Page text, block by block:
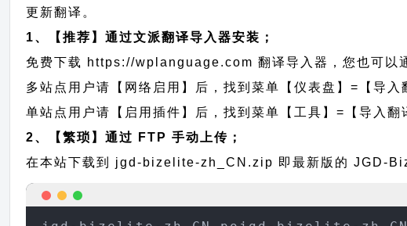
更新翻译。
1、【推荐】通过文派翻译导入器安装；
免费下载 https://wplanguage.com 翻译导入器，您也可以
多站点用户请【网络启用】后，找到菜单【仪表盘】=【导入
单站点用户请【启用插件】后，找到菜单【工具】=【导入翻
2、【繁琐】通过 FTP 手动上传；
在本站下载到 jgd-bizelite-zh_CN.zip 即最新版的 JGD-